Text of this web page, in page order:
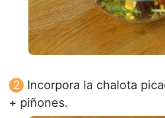
Incorpora la chalota
+ piñones.